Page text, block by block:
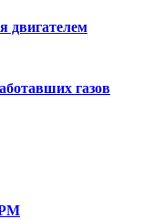
двигателем
газов